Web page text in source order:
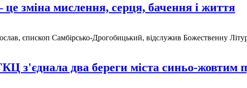
зміна мислення, серця, бачення і життя
єпископ Самбірсько-Дрогобицький, відслужив Божественну
з'єднала два береги міста синьо-жовтим